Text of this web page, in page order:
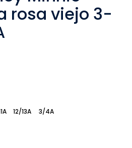
rosa viejo 3-
12/13A 3/4A